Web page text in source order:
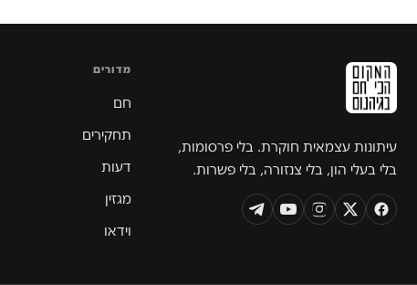
עיתונות עצמאית חוקרת. בלי פרסומות,
בלי בעלי הון, בלי צנזורה, בלי פשרות.
מדורים
חם
תחקירים
דעות
מגזין
וידאו